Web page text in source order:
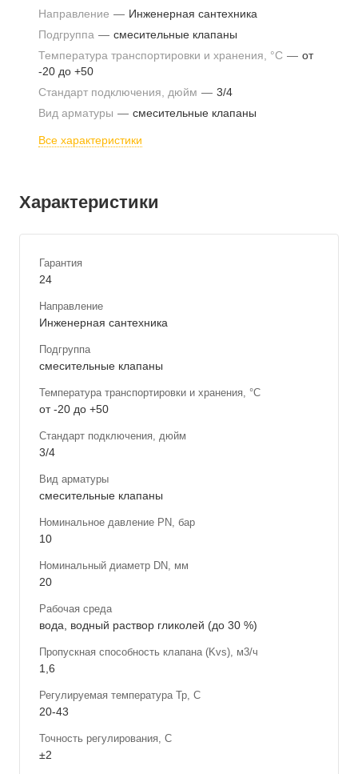
Направление — Инженерная сантехника
Подгруппа — смесительные клапаны
Температура транспортировки и хранения, °С — от
-20 до +50
Стандарт подключения, дюйм — 3/4
Вид арматуры — смесительные клапаны
Все характеристики
Характеристики
Гарантия
24
Направление
Инженерная сантехника
Подгруппа
смесительные клапаны
Температура транспортировки и хранения, °С
от -20 до +50
Стандарт подключения, дюйм
3/4
Вид арматуры
смесительные клапаны
Номинальное давление PN, бар
10
Номинальный диаметр DN, мм
20
Рабочая среда
вода, водный раствор гликолей (до 30 %)
Пропускная способность клапана (Kvs), м3/ч
1,6
Регулируемая температура Тр, С
20-43
Точность регулирования, С
±2